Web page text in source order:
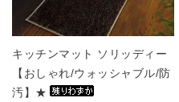
キッチンマット ソリッディー
【おしゃれ/ウォッシャブル/防
汚】★